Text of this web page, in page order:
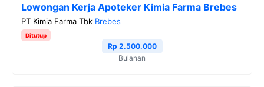
Lowongan Kerja Apoteker Kimia Farma Brebes
PT Kimia Farma Tbk Brebes
Ditutup
Rp 2.500.000
Bulanan